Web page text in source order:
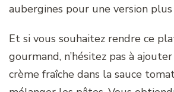
aubergines pour une version
Et si vous souhaitez rendre ce
gourmand, n’hésitez pas à
crème fraîche dans la sauce